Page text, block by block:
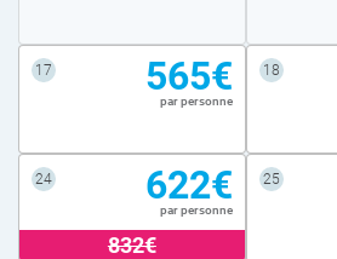
17 565€
par personne
18
24 622€
par personne
832€
25